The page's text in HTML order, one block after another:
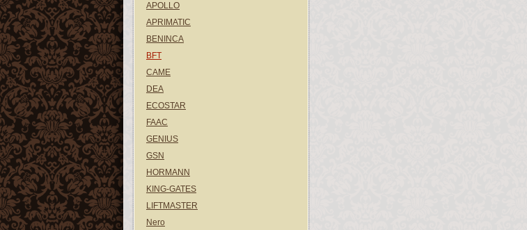
APOLLO
APRIMATIC
BENINCA
BFT
CAME
DEA
ECOSTAR
FAAC
GENIUS
GSN
HORMANN
KING-GATES
LIFTMASTER
Nero